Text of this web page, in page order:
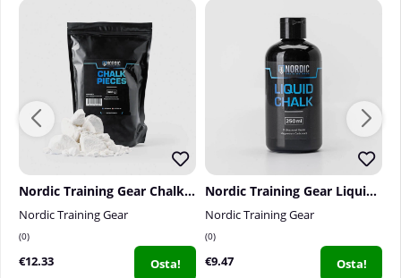
Nordic Training Gear Chalk Pieces, 300 g
Nordic Training Gear
0
€12.33 Osta!
Nordic Training Gear Liquid Chalk, 250 ml
Nordic Training Gear
0
€9.47 Osta!